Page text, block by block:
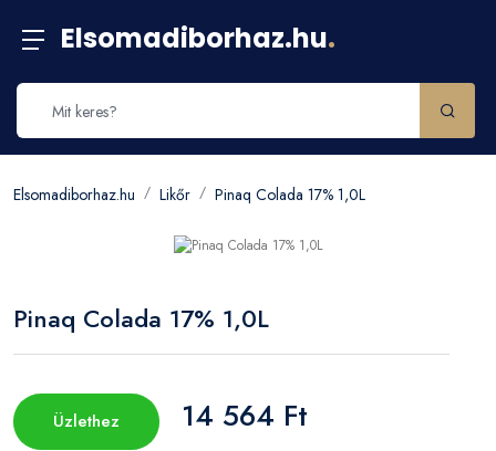
Elsomadiborhaz.hu.
Elsomadiborhaz.hu Likőr Pinaq Colada 17% 1,0L
Pinaq Colada 17% 1,0L
Üzlethez 14 564 Ft